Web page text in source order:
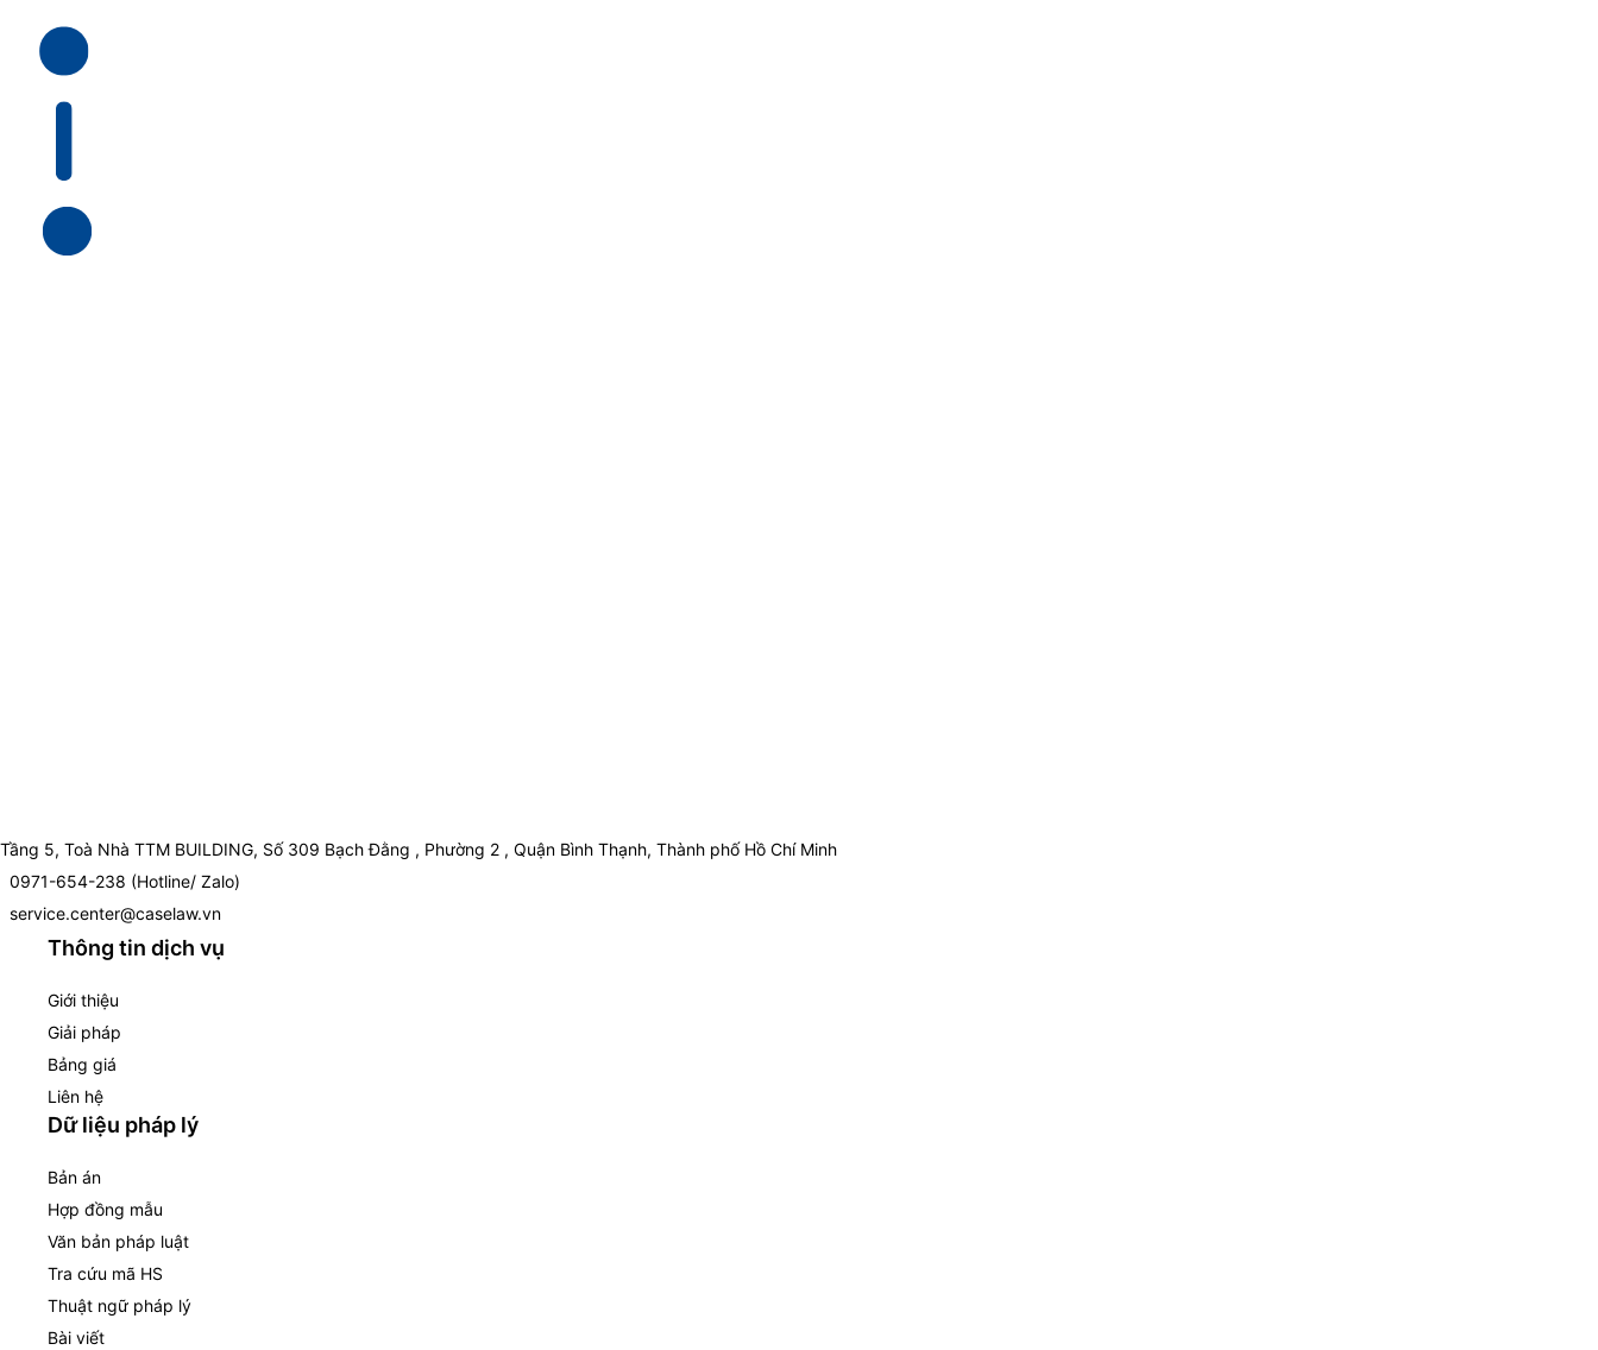
Tầng 5, Toà Nhà TTM BUILDING, Số 309 Bạch Đằng , Phường 2 , Quận Bình Thạnh, Thành phố Hồ Chí Minh
0971-654-238 (Hotline/ Zalo)
service.center@caselaw.vn
Thông tin dịch vụ
Giới thiệu
Giải pháp
Bảng giá
Liên hệ
Dữ liệu pháp lý
Bản án
Hợp đồng mẫu
Văn bản pháp luật
Tra cứu mã HS
Thuật ngữ pháp lý
Bài viết